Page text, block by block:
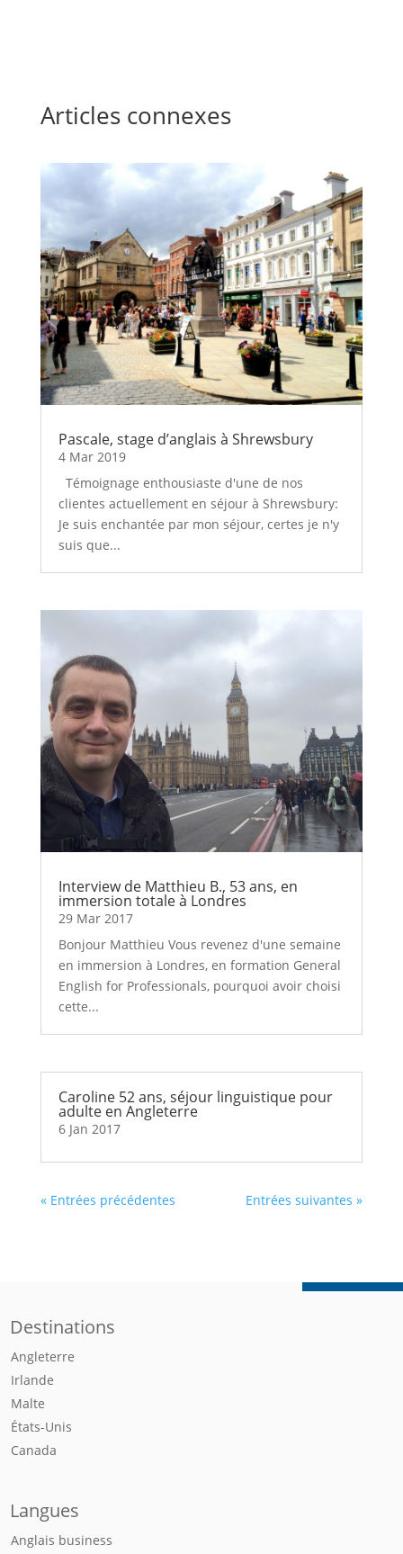
Articles connexes
Pascale, stage d’anglais à Shrewsbury
4 Mar 2019
Témoignage enthousiaste d'une de nos
clientes actuellement en séjour à Shrewsbury:
Je suis enchantée par mon séjour, certes je n'y
suis que...
Interview de Matthieu B., 53 ans, en
immersion totale à Londres
29 Mar 2017
Bonjour Matthieu Vous revenez d'une semaine
en immersion à Londres, en formation General
English for Professionals, pourquoi avoir choisi
cette...
Caroline 52 ans, séjour linguistique pour
adulte en Angleterre
6 Jan 2017
« Entrées précédentes Entrées suivantes »
Destinations
Angleterre
Irlande
Malte
États-Unis
Canada
Langues
Anglais business